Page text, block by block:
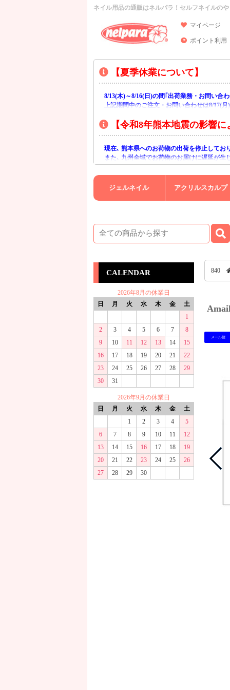
ネイル用品の通販はネルパラ！セルフネイルの
マイページ
ポイント利用
【夏季休業について】
8/13(木)～8/16(日)の間｢出荷業務・お問い合
上記期間中のご注文・お問い合わせは8/17(
【令和8年熊本地震の影響
現在､ 熊本県へのお荷物の出荷を停止してお
また､ 九州全域でお荷物のお届けに遅延が生
ご不便をおかけいたしますが､ 何卒ご理解賜
ジェルネイル アクリルスカルプ
CALENDAR
2026年8月の休業日
日
月 火 水 木 金
土
1
2
3 4 5 6 7
8
9
10 11 12 13 14
15
16
17 18 19 20 21
22
23
24 25 26 27 28
29
30
31
2026年9月の休業日
日
月 火 水 木 金
土
1
2 3 4
5
6
7 8 9 10 11
12
13
14 15 16 17 18
19
20
21 22 23 24 25
26
27
28 29 30
840
メール便